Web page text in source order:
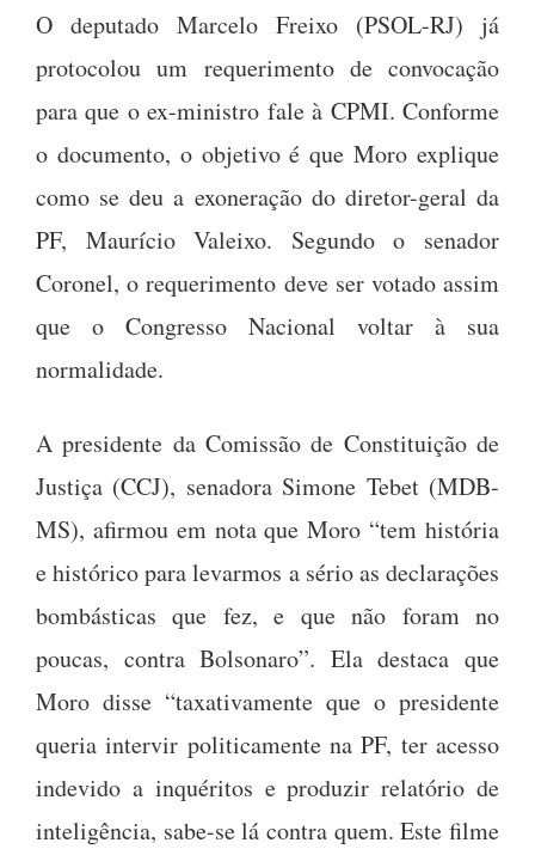
O deputado Marcelo Freixo (PSOL-RJ) já
protocolou um requerimento de convocação
para que o ex-ministro fale à CPMI. Conforme
o documento, o objetivo é que Moro explique
como se deu a exoneração do diretor-geral da
PF, Maurício Valeixo. Segundo o senador
Coronel, o requerimento deve ser votado assim
que o Congresso Nacional voltar à sua
normalidade.
A presidente da Comissão de Constituição de
Justiça (CCJ), senadora Simone Tebet (MDB-
MS), afirmou em nota que Moro “tem história
e histórico para levarmos a sério as declarações
bombásticas que fez, e que não foram no
poucas, contra Bolsonaro”. Ela destaca que
Moro disse “taxativamente que o presidente
queria intervir politicamente na PF, ter acesso
indevido a inquéritos e produzir relatório de
inteligência, sabe-se lá contra quem. Este filme